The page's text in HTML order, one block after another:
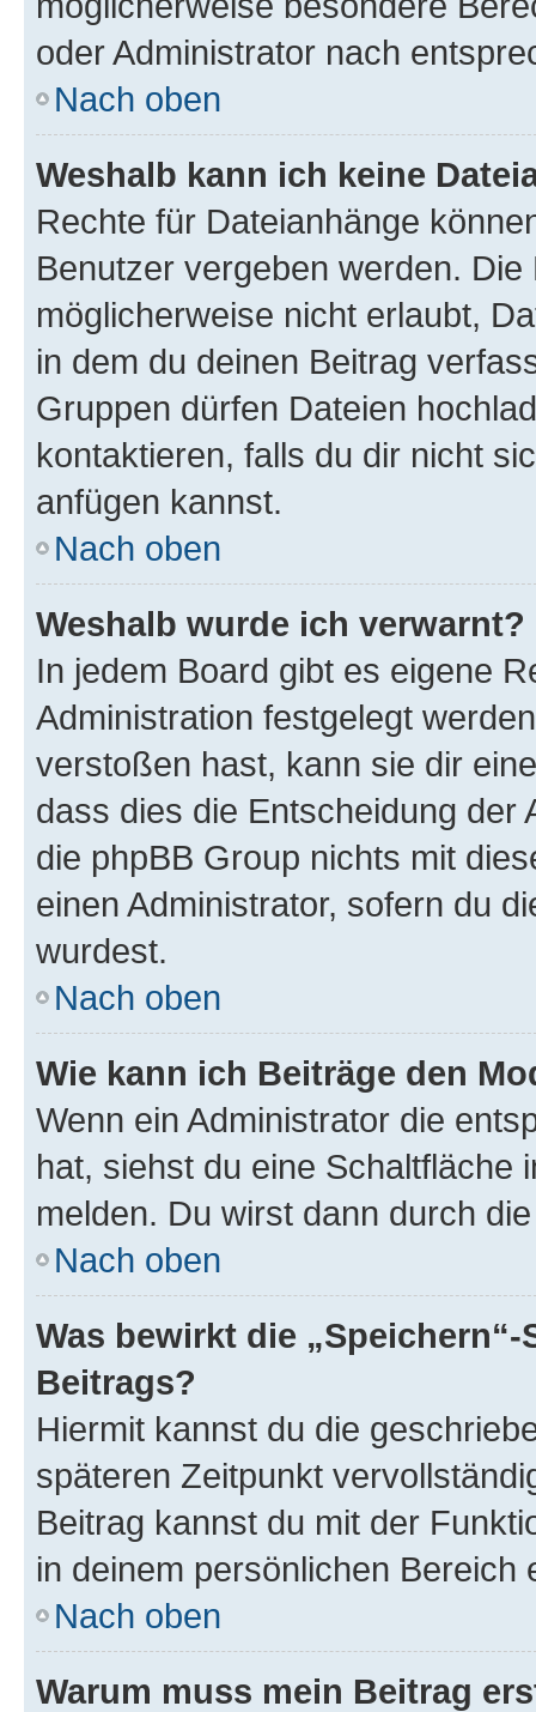
oder Administrator nach
Nach oben
Weshalb kann ich keine
Rechte für Dateianhänge
Benutzer vergeben werden.
möglicherweise nicht erlaubt,
in dem du deinen Beitrag
Gruppen dürfen Dateien
kontaktieren, falls du dir nicht
anfügen kannst.
Nach oben
Weshalb wurde ich verwarnt?
In jedem Board gibt es eigene
Administration festgelegt
verstoßen hast, kann sie dir
dass dies die Entscheidung der
die phpBB Group nichts mit
einen Administrator, sofern du
wurdest.
Nach oben
Wie kann ich Beiträge den
Wenn ein Administrator die
hat, siehst du eine Schaltfläche
melden. Du wirst dann durch
Nach oben
Was bewirkt die
Beitrags?
Hiermit kannst du die
späteren Zeitpunkt
Beitrag kannst du mit der
in deinem persönlichen Bereich
Nach oben
Warum muss mein Beitrag